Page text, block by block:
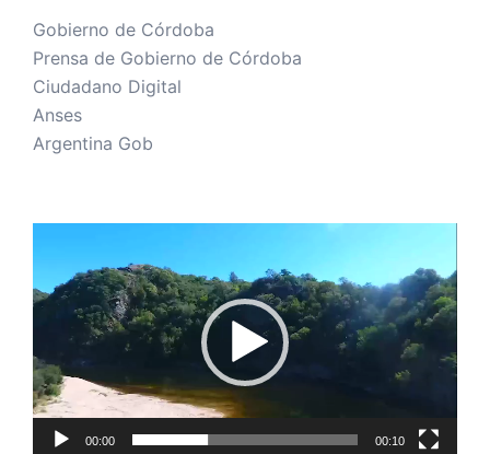
Gobierno de Córdoba
Prensa de Gobierno de Córdoba
Ciudadano Digital
Anses
Argentina Gob
vídeo
00:00 00:10